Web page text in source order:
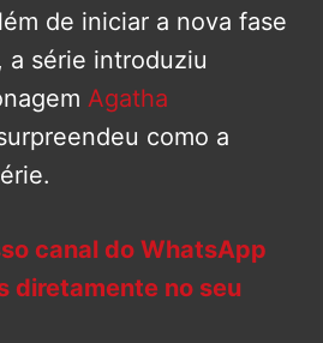
de iniciar a nova fase
a série introduziu
Agatha
como a
canal do WhatsApp
diretamente no seu